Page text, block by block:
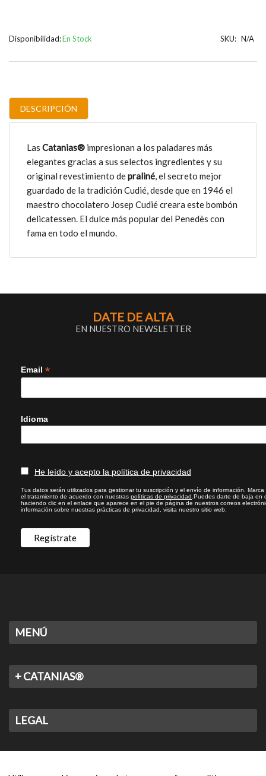
Disponibilidad:En Stock SKU: N/A
DESCRIPCIÓN
Las Catanias® impresionan a los paladares más
elegantes gracias a sus selectos ingredientes y su
original revestimiento depraliné, el secreto mejor
guardado de la tradición Cudié, desde que en 1946 el
maestro chocolatero Josep Cudié creara este bombón
delicatessen. El dulce más popular del Penedès con
fama en todo el mundo.
DATE DE ALTA
EN NUESTRO NEWSLETTER
Email *
Idioma
He leído y acepto la política de privacidad
Tus datos serán utilizados para gestionar tu suscripción y el envío de información.
el tratamiento de acuerdo con nuestras políticas de privacidad .Puedes darte de baja en
haciendo clic en el enlace que aparece en el pie de página de nuestros correos
información sobre nuestras prácticas de privacidad, visita nuestro sitio web.
MENÚ
+ CATANIAS®
LEGAL